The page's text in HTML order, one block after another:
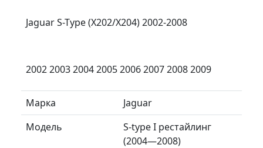
Jaguar S-Type (X202/X204) 2002-2008
2002 2003 2004 2005 2006 2007 2008 2009
Марка
Jaguar
Модель
S-type I рестайлинг
(2004—2008)